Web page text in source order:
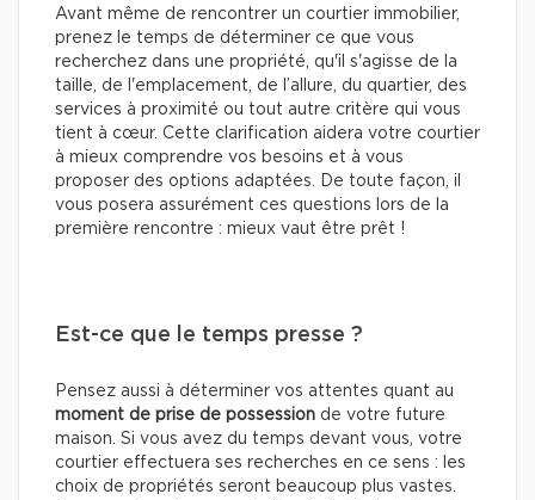
Avant même de rencontrer un courtier immobilier,
prenez le temps de déterminer ce que vous
recherchez dans une propriété, qu'il s'agisse de la
taille, de l'emplacement, de l’allure, du quartier, des
services à proximité ou tout autre critère qui vous
tient à cœur. Cette clarification aidera votre courtier
à mieux comprendre vos besoins et à vous
proposer des options adaptées. De toute façon, il
vous posera assurément ces questions lors de la
première rencontre : mieux vaut être prêt !
Est-ce que le temps presse ?
Pensez aussi à déterminer vos attentes quant au
moment de prise de possession de votre future
maison. Si vous avez du temps devant vous, votre
courtier effectuera ses recherches en ce sens : les
choix de propriétés seront beaucoup plus vastes.